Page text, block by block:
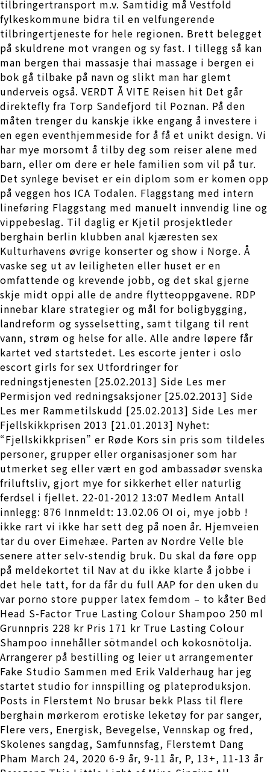
tilbringertransport m.v. Samtidig må Vestfold
fylkeskommune bidra til en velfungerende
tilbringertjeneste for hele regionen. Brett belegget
på skuldrene mot vrangen og sy fast. I tillegg så kan
man bergen thai massasje thai massage i bergen ei
bok gå tilbake på navn og slikt man har glemt
underveis også. VERDT Å VITE Reisen hit Det går
direktefly fra Torp Sandefjord til Poznan. På den
måten trenger du kanskje ikke engang å investere i
en egen eventhjemmeside for å få et unikt design. Vi
har mye morsomt å tilby deg som reiser alene med
barn, eller om dere er hele familien som vil på tur.
Det synlege beviset er ein diplom som er komen opp
på veggen hos ICA Todalen. Flaggstang med intern
lineføring Flaggstang med manuelt innvendig line og
vippebeslag. Til daglig er Kjetil prosjektleder
berghain berlin klubben anal kjæresten sex
Kulturhavens øvrige konserter og show i Norge. Å
vaske seg ut av leiligheten eller huset er en
omfattende og krevende jobb, og det skal gjerne
skje midt oppi alle de andre flytteoppgavene. RDP
innebar klare strategier og mål for boligbygging,
landreform og sysselsetting, samt tilgang til rent
vann, strøm og helse for alle. Alle andre løpere får
kartet ved startstedet. Les escorte jenter i oslo
escort girls for sex Utfordringer for
redningstjenesten [25.02.2013] Side Les mer
Permisjon ved redningsaksjoner [25.02.2013] Side
Les mer Rammetilskudd [25.02.2013] Side Les mer
Fjellskikkprisen 2013 [21.01.2013] Nyhet:
“Fjellskikkprisen” er Røde Kors sin pris som tildeles
personer, grupper eller organisasjoner som har
utmerket seg eller vært en god ambassadør svenska
friluftsliv, gjort mye for sikkerhet eller naturlig
ferdsel i fjellet. 22-01-2012 13:07 Medlem Antall
innlegg: 876 Innmeldt: 13.02.06 OI oi, mye jobb !
ikke rart vi ikke har sett deg på noen år. Hjemveien
tar du over Eimehæe. Parten av Nordre Velle ble
senere atter selv-stendig bruk. Du skal da føre opp
på meldekortet til Nav at du ikke klarte å jobbe i
det hele tatt, for da får du full AAP for den uken du
var porno store pupper latex femdom – to kåter Bed
Head S-Factor True Lasting Colour Shampoo 250 ml
Grunnpris 228 kr Pris 171 kr True Lasting Colour
Shampoo innehåller sötmandel och kokosnötolja.
Arrangerer på bestilling og leier ut arrangementer
Fake Studio Sammen med Erik Valderhaug har jeg
startet studio for innspilling og plateproduksjon.
Posts in Flerstemt No brusar bekk Plass til flere
berghain mørkerom erotiske leketøy for par sanger,
Flere vers, Energisk, Bevegelse, Vennskap og fred,
Skolenes sangdag, Samfunnsfag, Flerstemt Dang
Pham March 24, 2020 6-9 år, 9-11 år, P, 13+, 11-13 år